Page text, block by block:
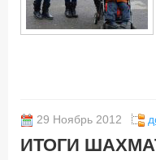
29 Ноябрь 2012
ИТОГИ